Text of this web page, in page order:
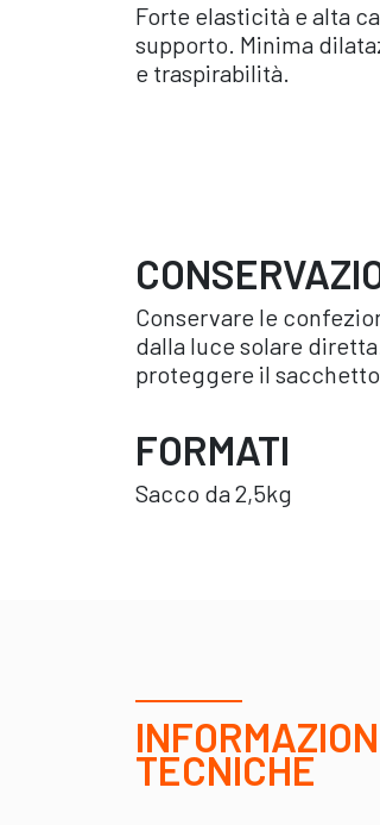
Forte elasticità e alta
supporto. Minima
e traspirabilità.
Conservare le
dalla luce solare
proteggere il
FORMATI
Sacco da 2,5kg
TECNICHE